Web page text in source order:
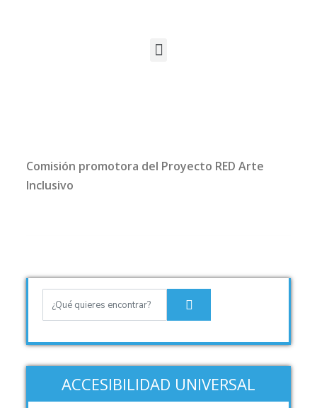
Comisión promotora del Proyecto RED Arte
Inclusivo
ACCESIBILIDAD UNIVERSAL